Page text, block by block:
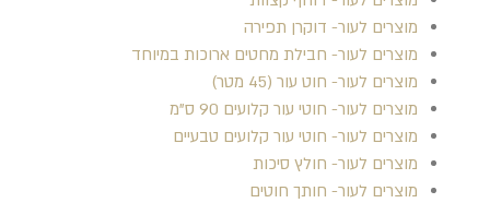
מוצרים לעור- דוקרן תפירה
מוצרים לעור- חבילת מחטים ארוכות במיוחד
מוצרים לעור- חוט עור (45 מטר)
מוצרים לעור- חוטי עור קלועים 90 ס"מ
מוצרים לעור- חוטי עור קלועים טבעיים
מוצרים לעור- חולץ סיכות
מוצרים לעור- חותך חוטים